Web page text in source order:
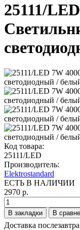
25111/
Код товара:
25111/LED
Производитель:
Elektrostandard
ЕСТЬ В НАЛИЧИИ
2970 р.
В закладки
В
Доставка